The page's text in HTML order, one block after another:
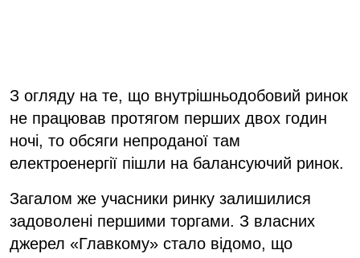
З огляду на те, що внутрішньодобовий ринок
не працював протягом перших двох годин
ночі, то обсяги непроданої там
електроенергії пішли на балансуючий ринок.
Загалом же учасники ринку залишилися
задоволені першими торгами. З власних
джерел «Главкому» стало відомо, що